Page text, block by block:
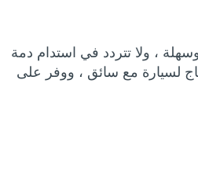
، ولا تتردد في استدام دمة
لسيارة مع سائق ، ووفر على